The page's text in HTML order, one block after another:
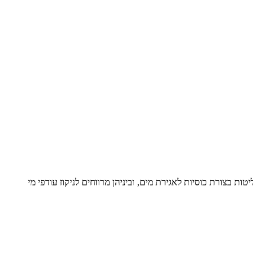
סינון. בלוח בליטות בצורת כוסיות לאגירת מים, וביניהן מרווחים לניקוז עודפי מי